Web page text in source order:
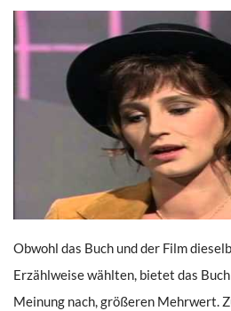
Obwohl das Buch und der Film
Erzählweise wählten, bietet das
Meinung nach, größeren Mehrwert.